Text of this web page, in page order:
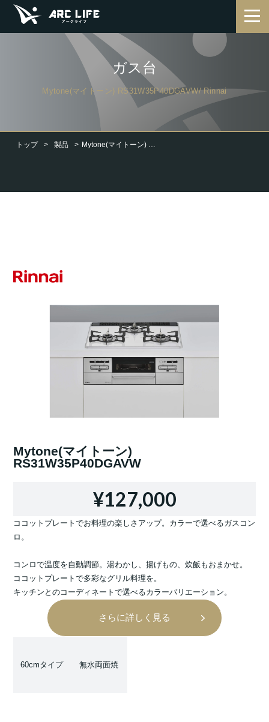
トップ 製品 Mytone(マイトーン) RS31W35P40DGAVW
ガス台
Mytone(マイトーン) RS31W35P40DGAVW/ Rinnai
Mytone(マイトーン)
RS31W35P40DGAVW
¥127,000
ココットプレートでお料理の楽しさアップ。カラーで選べるガスコン
ロ。
コンロで温度を自動調節。湯わかし、揚げもの、炊飯もおまかせ。
ココットプレートで多彩なグリル料理を。
キッチンとのコーディネートで選べるカラーバリエーション。
さらに詳しく見る
60cmタイプ 無水両面焼